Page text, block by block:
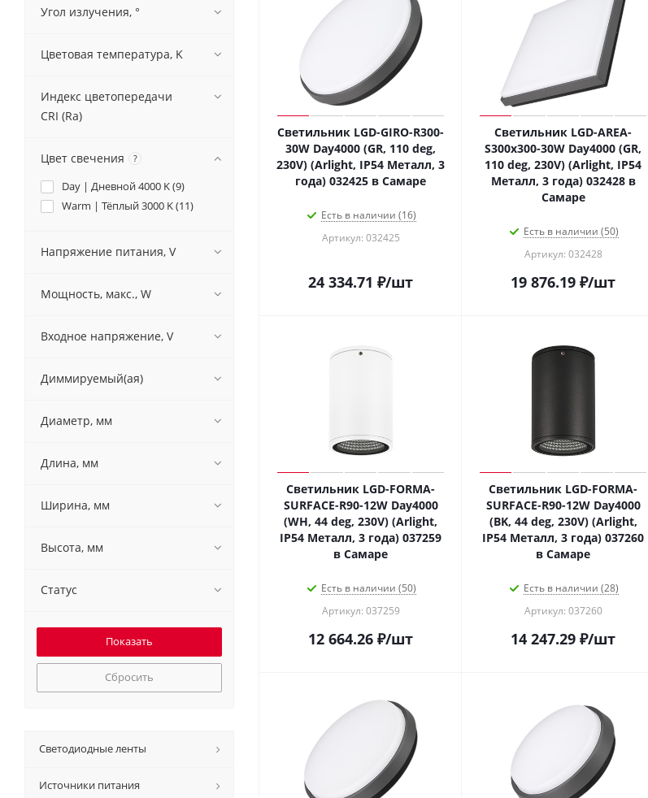
Светильник LGD-GIRO-R300-
30W Day4000 (GR, 110 deg,
230V) (Arlight, IP54 Металл, 3
года) 032425 в Самаре
Есть в наличии (16)
Артикул: 032425
24 334.71 ₽/шт
Светильник LGD-AREA-
S300x300-30W Day4000 (GR,
110 deg, 230V) (Arlight, IP54
Металл, 3 года) 032428 в
Самаре
Есть в наличии (50)
Артикул: 032428
19 876.19 ₽/шт
Светильник LGD-FORMA-
SURFACE-R90-12W Day4000
(WH, 44 deg, 230V) (Arlight,
IP54 Металл, 3 года) 037259
в Самаре
Есть в наличии (50)
Артикул: 037259
12 664.26 ₽/шт
Светильник LGD-FORMA-
SURFACE-R90-12W Day4000
(BK, 44 deg, 230V) (Arlight,
IP54 Металл, 3 года) 037260
в Самаре
Есть в наличии (28)
Артикул: 037260
14 247.29 ₽/шт
Угол излучения, °
Цветовая температура, K
Индекс цветопередачи
CRI (Ra)
Цвет свечения ?
Day | Дневной 4000 K (9)
Warm | Тёплый 3000 K (11)
Напряжение питания, V
Мощность, макс., W
Входное напряжение, V
Диммируемый(ая)
Диаметр, мм
Длина, мм
Ширина, мм
Высота, мм
Статус
Сбросить
Светодиодные ленты
Источники питания